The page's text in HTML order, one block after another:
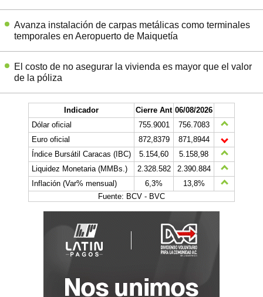
Avanza instalación de carpas metálicas como terminales
temporales en Aeropuerto de Maiquetía
El costo de no asegurar la vivienda es mayor que el valor
de la póliza
Indicador Cierre Ant 06/08/2026
Dólar oficial
755.9001
756.7083
Euro oficial
872,8379
871,8944
Índice Bursátil Caracas (IBC)
5.154,60
5.158,98
Liquidez Monetaria (MMBs.)
2.328.582
2.390.884
Inflación (Var% mensual)
6,3%
13,8%
Fuente: BCV - BVC